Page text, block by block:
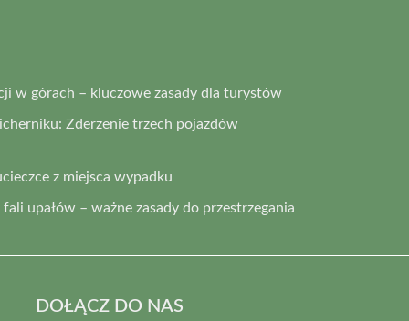
w górach – kluczowe zasady dla turystów
Zderzenie trzech pojazdów
z miejsca wypadku
upałów – ważne zasady do przestrzegania
DOŁĄCZ DO NAS